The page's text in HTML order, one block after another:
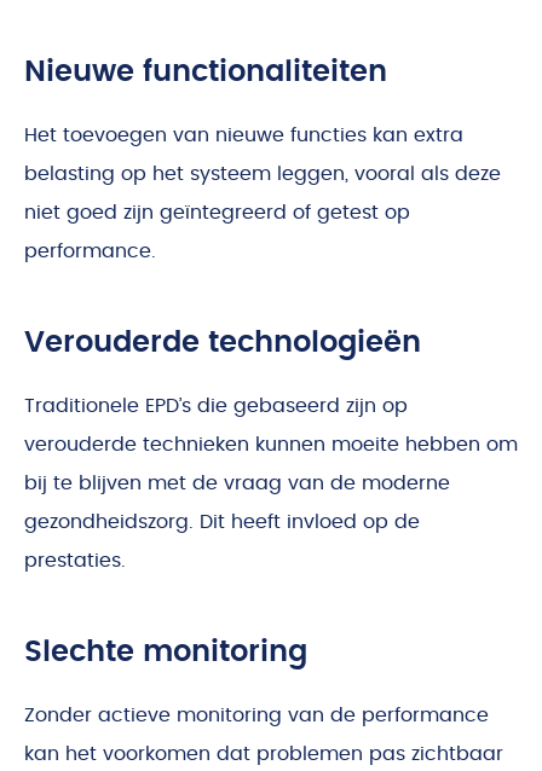
Nieuwe functionaliteiten
Het toevoegen van nieuwe functies kan extra
belasting op het systeem leggen, vooral als deze
niet goed zijn geïntegreerd of getest op
performance.
Verouderde technologieën
Traditionele EPD’s die gebaseerd zijn op
verouderde technieken kunnen moeite hebben om
bij te blijven met de vraag van de moderne
gezondheidszorg. Dit heeft invloed op de
prestaties.
Slechte monitoring
Zonder actieve monitoring van de performance
kan het voorkomen dat problemen pas zichtbaar